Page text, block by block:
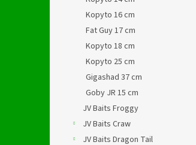
Kopyto 16 cm
Fat Guy 17 cm
Kopyto 18 cm
Kopyto 25 cm
Gigashad 37 cm
Goby JR 15 cm
JV Baits Froggy
JV Baits Craw
JV Baits Dragon Tail